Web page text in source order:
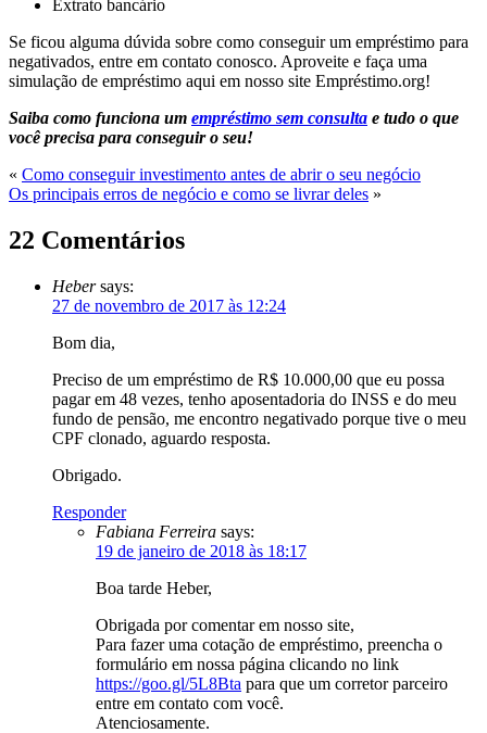
Extrato bancário
Se ficou alguma dúvida sobre como conseguir um empréstimo para
negativados, entre em contato conosco. Aproveite e faça uma
simulação de empréstimo aqui em nosso site Empréstimo.org!
Saiba como funciona um empréstimo sem consulta e tudo o que
você precisa para conseguir o seu!
« Como conseguir investimento antes de abrir o seu negócio
Os principais erros de negócio e como se livrar deles »
22 Comentários
Heber says:
27 de novembro de 2017 às 12:24
Bom dia,
Preciso de um empréstimo de R$ 10.000,00 que eu possa
pagar em 48 vezes, tenho aposentadoria do INSS e do meu
fundo de pensão, me encontro negativado porque tive o meu
CPF clonado, aguardo resposta.
Obrigado.
Responder
Fabiana Ferreira says:
19 de janeiro de 2018 às 18:17
Boa tarde Heber,
Obrigada por comentar em nosso site,
Para fazer uma cotação de empréstimo, preencha o
formulário em nossa página clicando no link
https://goo.gl/5L8Bta para que um corretor parceiro
entre em contato com você.
Atenciosamente.